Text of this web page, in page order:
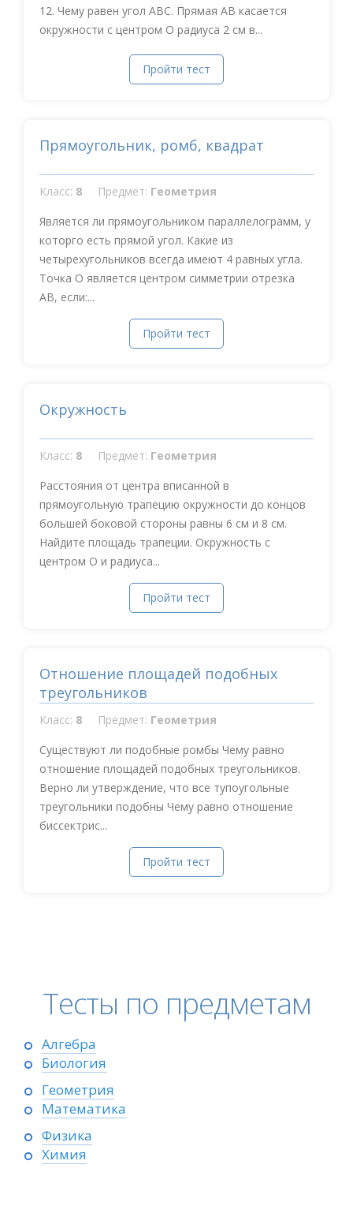
12. Чему равен угол АВС. Прямая АВ касается
окружности с центром О радиуса 2 см в...
Пройти тест
Прямоугольник, ромб, квадрат
Класс: 8 Предмет: Геометрия
Является ли прямоугольником параллелограмм, у
которго есть прямой угол. Какие из
четырехугольников всегда имеют 4 равных угла.
Точка О является центром симметрии отрезка
АВ, если:...
Пройти тест
Окружность
Класс: 8 Предмет: Геометрия
Расстояния от центра вписанной в
прямоугольную трапецию окружности до концов
большей боковой стороны равны 6 см и 8 см.
Найдите площадь трапеции. Окружность с
центром О и радиуса...
Пройти тест
Отношение площадей подобных
треугольников
Класс: 8 Предмет: Геометрия
Существуют ли подобные ромбы Чему равно
отношение площадей подобных треугольников.
Верно ли утверждение, что все тупоугольные
треугольники подобны Чему равно отношение
биссектрис...
Пройти тест
Тесты по предметам
Алгебра
Биология
Геометрия
Математика
Физика
Химия